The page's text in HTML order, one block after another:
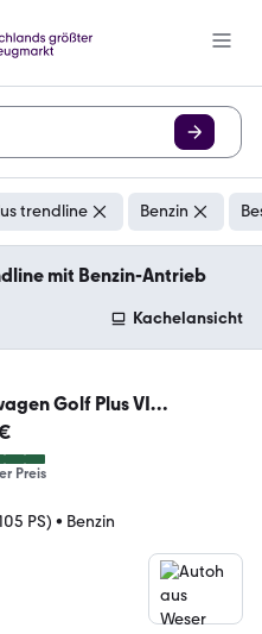
trendline Benzin
mit Benzin-Antrieb
Kachelansicht
Golf Plus VI
AUTOMATIK/aus
PDC*
Preis
PS) • Benzin